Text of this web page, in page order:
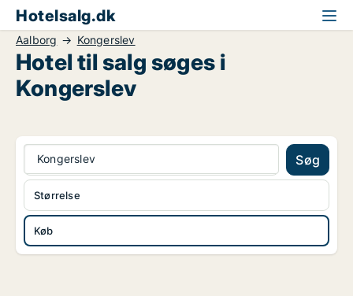
Hotelsalg.dk
Aalborg Kongerslev
Hotel til salg søges i
Kongerslev
Kongerslev Søg
Køb
Størrelse